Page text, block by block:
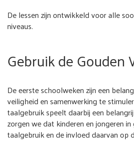
De lessen zijn ontwikkeld voor alle
niveaus.
Gebruik de Gouden
De eerste schoolweken zijn een
veiligheid en samenwerking te
taalgebruik speelt daarbij een
zorgen we dat kinderen en jongeren
taalgebruik en de invloed daarvan op